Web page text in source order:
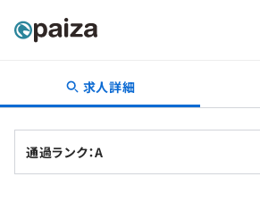
転職・キャリア
新卒就活
求人詳細
通過ランク：A